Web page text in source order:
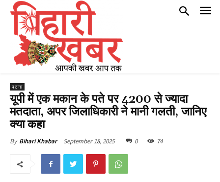
पटना
यूपी में एक मकान के पते पर 4200 से ज्यादा
मतदाता, अपर जिलाधिकारी ने मानी गलती, जानिए
क्या कहा
By Bihari Khabar September 18, 2025 0 74